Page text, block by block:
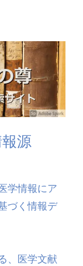
源
学情報にア
づく情報デ
、医学文献